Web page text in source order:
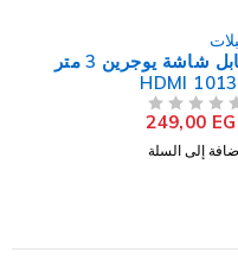
كابل باور 1.8متر للاب توب
EGP
إضافة إلى السلة